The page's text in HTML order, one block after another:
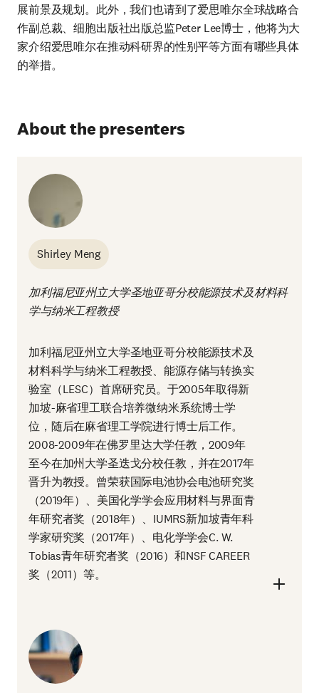
展前景及规划。此外，我们也请到了爱思唯尔全球战略合
作副总裁、细胞出版社出版总监Peter Lee博士，他将为大
家介绍爱思唯尔在推动科研界的性别平等方面有哪些具体
的举措。
About the presenters
Shirley Meng
加利福尼亚州立大学圣地亚哥分校能源技术及材料科
学与纳米工程教授
加利福尼亚州立大学圣地亚哥分校能源技术及
材料科学与纳米工程教授、能源存储与转换实
验室（LESC）首席研究员。于2005年取得新
加坡-麻省理工联合培养微纳米系统博士学
位，随后在麻省理工学院进行博士后工作。
2008-2009年在佛罗里达大学任教，2009年
至今在加州大学圣迭戈分校任教，并在2017年
晋升为教授。曾荣获国际电池协会电池研究奖
（2019年）、美国化学学会应用材料与界面青
年研究者奖（2018年）、IUMRS新加坡青年科
学家研究奖（2017年）、电化学学会C. W.
Tobias青年研究者奖（2016）和NSF CAREER
奖（2011）等。